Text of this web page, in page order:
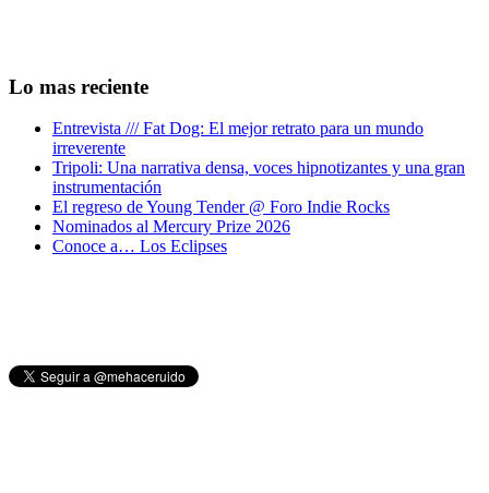
Lo mas reciente
Entrevista /// Fat Dog: El mejor retrato para un mundo
irreverente
Tripoli: Una narrativa densa, voces hipnotizantes y una gran
instrumentación
El regreso de Young Tender @ Foro Indie Rocks
Nominados al Mercury Prize 2026
Conoce a… Los Eclipses